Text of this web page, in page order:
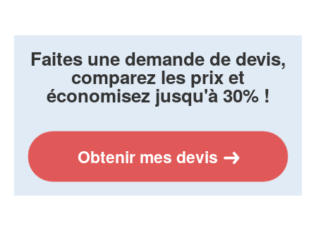
Faites une demande de devis,
comparez les prix et
économisez jusqu'à 30% !
Obtenir mes devis